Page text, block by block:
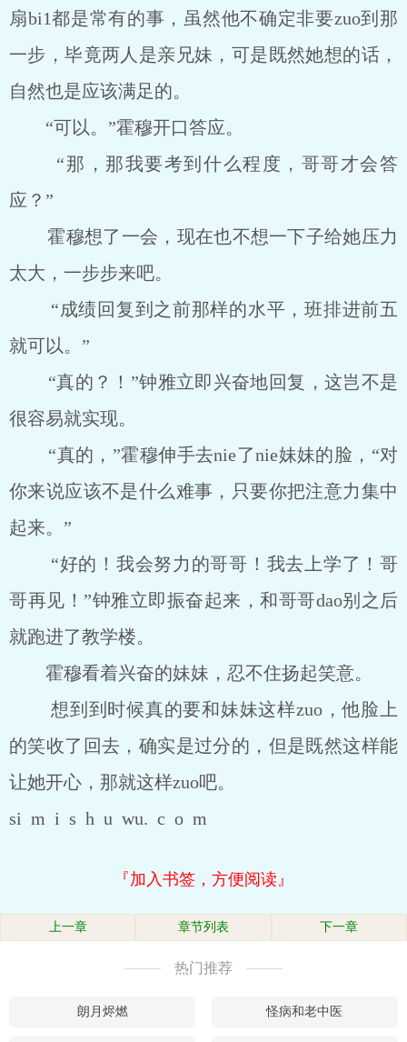
扇bi1都是常有的事，虽然他不确定非要zuo到那
一步，毕竟两人是亲兄妹，可是既然她想的话，
自然也是应该满足的。
“可以。”霍穆开口答应。
“那，那我要考到什么程度，哥哥才会答
应？”
霍穆想了一会，现在也不想一下子给她压力
太大，一步步来吧。
“成绩回复到之前那样的水平，班排进前五
就可以。”
“真的？！”钟雅立即兴奋地回复，这岂不是
很容易就实现。
“真的，”霍穆伸手去nie了nie妹妹的脸，“对
你来说应该不是什么难事，只要你把注意力集中
起来。”
“好的！我会努力的哥哥！我去上学了！哥
哥再见！”钟雅立即振奋起来，和哥哥dao别之后
就跑进了教学楼。
霍穆看着兴奋的妹妹，忍不住扬起笑意。
想到到时候真的要和妹妹这样zuo，他脸上
的笑收了回去，确实是过分的，但是既然这样能
让她开心，那就这样zuo吧。
si m i s h u wu. c o m
『加入书签，方便阅读』
上一章 章节列表 下一章
热门推荐
朗月烬燃 怪病和老中医